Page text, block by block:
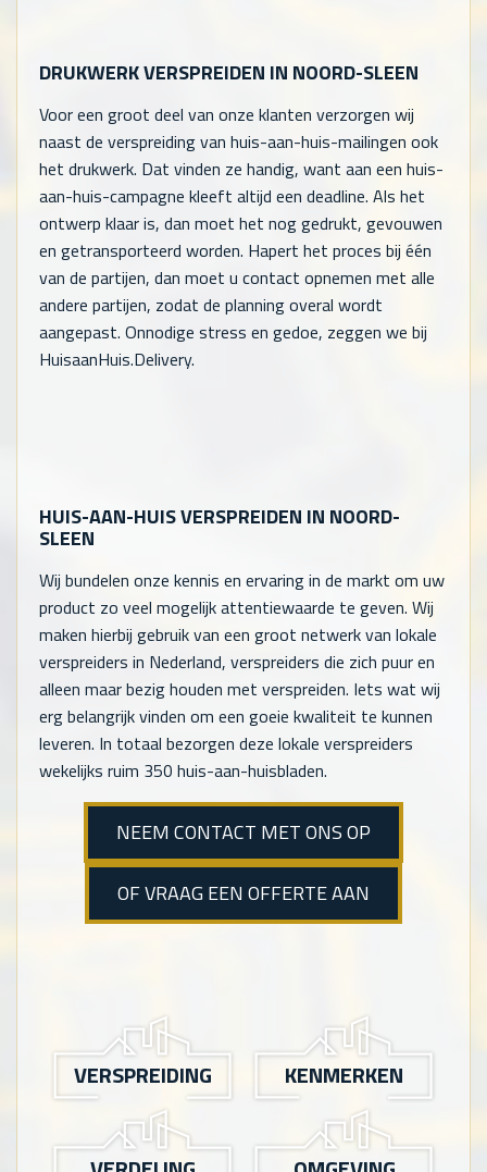
DRUKWERK VERSPREIDEN IN NOORD-SLEEN
Voor een groot deel van onze klanten verzorgen wij
naast de verspreiding van huis-aan-huis-mailingen ook
het drukwerk. Dat vinden ze handig, want aan een huis-
aan-huis-campagne kleeft altijd een deadline. Als het
ontwerp klaar is, dan moet het nog gedrukt, gevouwen
en getransporteerd worden. Hapert het proces bij één
van de partijen, dan moet u contact opnemen met alle
andere partijen, zodat de planning overal wordt
aangepast. Onnodige stress en gedoe, zeggen we bij
HuisaanHuis.Delivery.
HUIS-AAN-HUIS VERSPREIDEN IN NOORD-
SLEEN
Wij bundelen onze kennis en ervaring in de markt om uw
product zo veel mogelijk attentiewaarde te geven. Wij
maken hierbij gebruik van een groot netwerk van lokale
verspreiders in Nederland, verspreiders die zich puur en
alleen maar bezig houden met verspreiden. Iets wat wij
erg belangrijk vinden om een goeie kwaliteit te kunnen
leveren. In totaal bezorgen deze lokale verspreiders
wekelijks ruim 350 huis-aan-huisbladen.
NEEM CONTACT MET ONS OP
OF VRAAG EEN OFFERTE AAN
VERSPREIDING KENMERKEN